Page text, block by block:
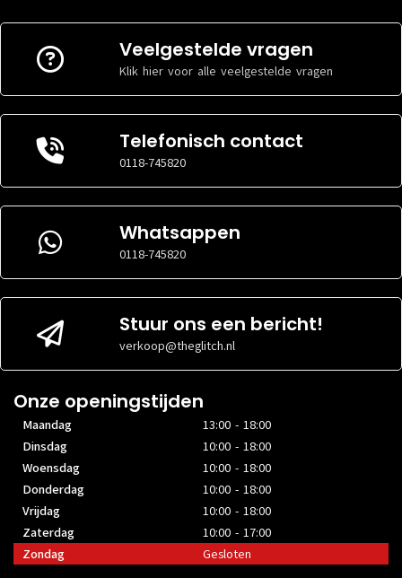
Veelgestelde vragen
Klik hier voor alle veelgestelde vragen
Telefonisch contact
0118-745820
Whatsappen
0118-745820
Stuur ons een bericht!
verkoop@theglitch.nl
Onze openingstijden
Maandag
13:00 - 18:00
Dinsdag
10:00 - 18:00
Woensdag
10:00 - 18:00
Donderdag
10:00 - 18:00
Vrijdag
10:00 - 18:00
Zaterdag
10:00 - 17:00
Zondag
Gesloten